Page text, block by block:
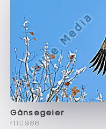
Gänsegeier
f110988